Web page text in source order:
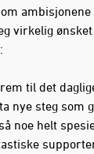
virkelig
til det
nye steg som
noe helt